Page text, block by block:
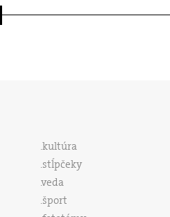
kultúra
stĺpčeky
veda
šport